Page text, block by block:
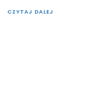
CZYTAJ DALEJ